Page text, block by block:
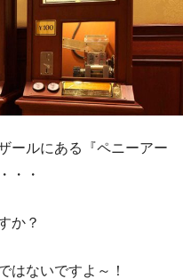
ールにある『ペニーアー
・・
か？
はないですよ～！